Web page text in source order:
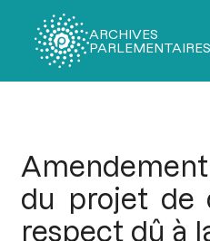
ARCHIVES
PARLEMENTAIRES
du projet de
respect dû à